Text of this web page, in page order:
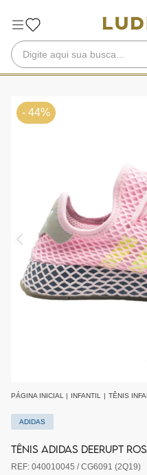
PÁGINA INICIAL | INFANTIL | TÊNIS
ADIDAS
TÊNIS ADIDAS DEERUPT
REF: 040010045 / CG6091 (2Q19)
- 44%